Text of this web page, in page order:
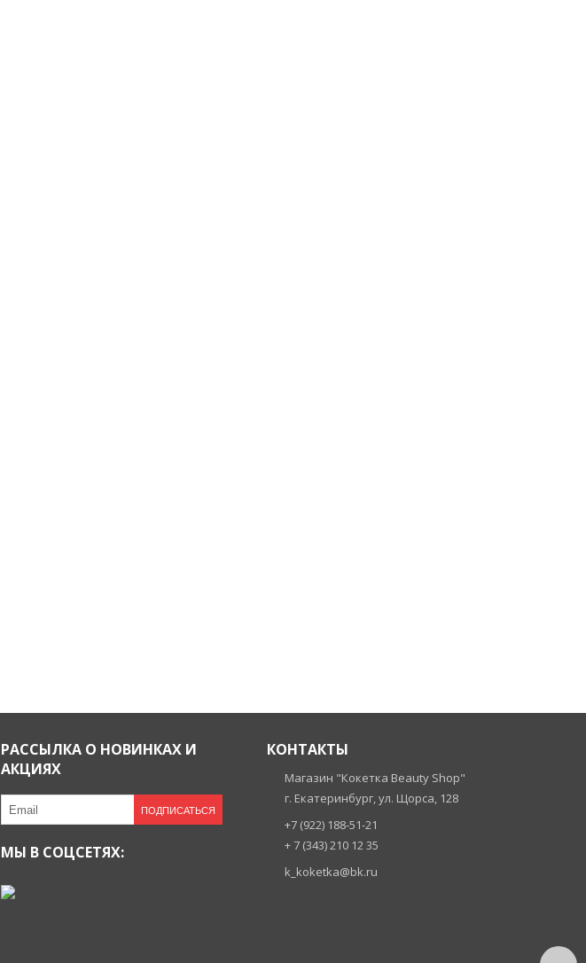
РАССЫЛКА О НОВИНКАХ И
АКЦИЯХ
ПОДПИСАТЬСЯ
МЫ В СОЦСЕТЯХ:
КОНТАКТЫ
Магазин "Кокетка Beauty Shop"
г. Екатеринбург, ул. Щорса, 128
+7 (922) 188-51-21
+ 7 (343) 210 12 35
k_koketka@bk.ru